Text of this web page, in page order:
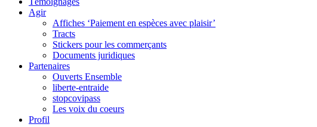
Agir
Affiches ‘Paiement en espèces avec plaisir’
Tracts
Stickers pour les commerçants
Documents juridiques
Partenaires
Ouverts Ensemble
liberte-entraide
stopcovipass
Les voix du coeurs
Profil